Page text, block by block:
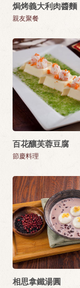
焗烤義大利肉醬麵
親友聚餐
百花釀芙蓉豆腐
節慶料理
相思拿鐵湯圓